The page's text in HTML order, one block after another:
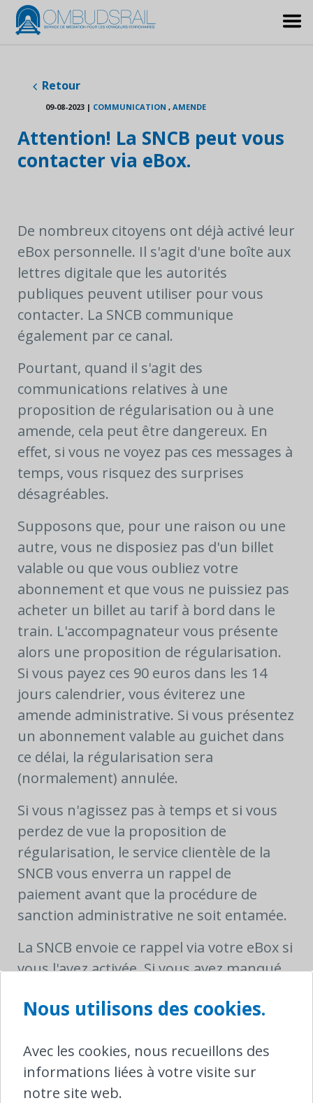
Retour
09-08-2023 | COMMUNICATION , AMENDE
Attention! La SNCB peut vous
contacter via eBox.
De nombreux citoyens ont déjà activé leur
eBox personnelle. Il s'agit d'une boîte aux
lettres digitale que les autorités
publiques peuvent utiliser pour vous
contacter. La SNCB communique
également par ce canal.
Pourtant, quand il s'agit des
communications relatives à une
proposition de régularisation ou à une
amende, cela peut être dangereux. En
effet, si vous ne voyez pas ces messages à
temps, vous risquez des surprises
désagréables.
Supposons que, pour une raison ou une
autre, vous ne disposiez pas d'un billet
valable ou que vous oubliez votre
abonnement et que vous ne puissiez pas
acheter un billet au tarif à bord dans le
train. L'accompagnateur vous présente
alors une proposition de régularisation.
Si vous payez ces 90 euros dans les 14
jours calendrier, vous éviterez une
amende administrative. Si vous présentez
un abonnement valable au guichet dans
ce délai, la régularisation sera
(normalement) annulée.
Si vous n'agissez pas à temps et si vous
perdez de vue la proposition de
régularisation, le service clientèle de la
SNCB vous enverra un rappel de
paiement avant que la procédure de
sanction administrative ne soit entamée.
La SNCB envoie ce rappel via votre eBox si
vous l'avez activée. Si vous avez manqué
SNCB entamera la procédure
amende plus élevée.
Le service des amendes administratives
Nous utilisons des cookies.
Avec les cookies, nous recueillons des
informations liées à votre visite sur
notre site web.